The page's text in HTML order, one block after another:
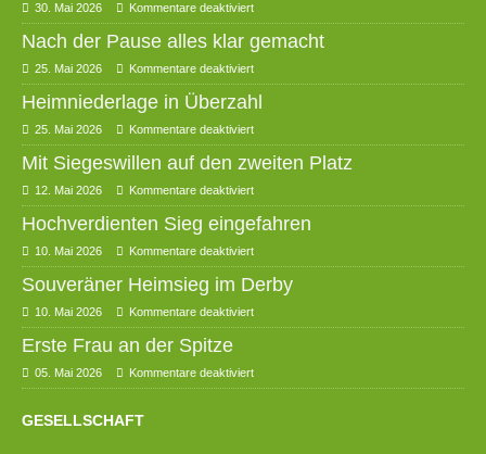
30. Mai 2026 Kommentare deaktiviert
Nach der Pause alles klar gemacht
25. Mai 2026 Kommentare deaktiviert
Heimniederlage in Überzahl
25. Mai 2026 Kommentare deaktiviert
Mit Siegeswillen auf den zweiten Platz
12. Mai 2026 Kommentare deaktiviert
Hochverdienten Sieg eingefahren
10. Mai 2026 Kommentare deaktiviert
Souveräner Heimsieg im Derby
10. Mai 2026 Kommentare deaktiviert
Erste Frau an der Spitze
05. Mai 2026 Kommentare deaktiviert
GESELLSCHAFT